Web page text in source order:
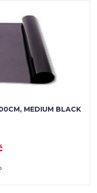
MEDIUM BLACK